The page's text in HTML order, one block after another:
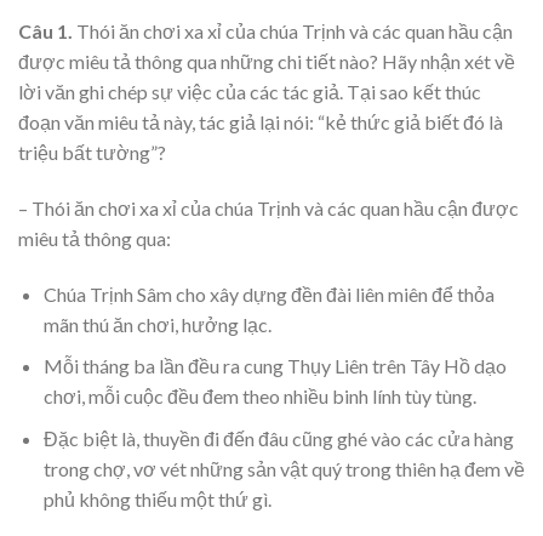
Câu 1. Thói ăn chơi xa xỉ của chúa Trịnh và các quan hầu cận
được miêu tả thông qua những chi tiết nào? Hãy nhận xét về
lời văn ghi chép sự việc của các tác giả. Tại sao kết thúc
đoạn văn miêu tả này, tác giả lại nói: “kẻ thức giả biết đó là
triệu bất tường”?
– Thói ăn chơi xa xỉ của chúa Trịnh và các quan hầu cận được
miêu tả thông qua:
Chúa Trịnh Sâm cho xây dựng đền đài liên miên để thỏa
mãn thú ăn chơi, hưởng lạc.
Mỗi tháng ba lần đều ra cung Thụy Liên trên Tây Hồ dạo
chơi, mỗi cuộc đều đem theo nhiều binh lính tùy tùng.
Đặc biệt là, thuyền đi đến đâu cũng ghé vào các cửa hàng
trong chợ, vơ vét những sản vật quý trong thiên hạ đem về
phủ không thiếu một thứ gì.